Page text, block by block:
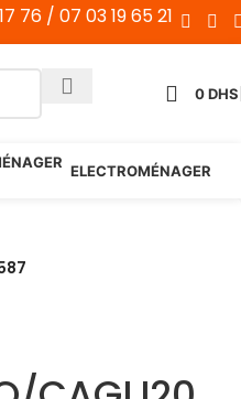
76 / 07 03 19 65 21
0DHS
ELECTROMÉNAGER